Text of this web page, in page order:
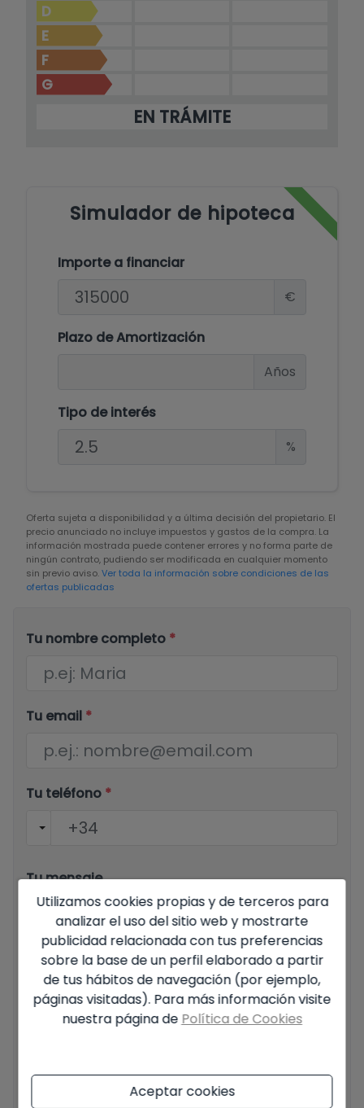
D
E
F
G
EN TRÁMITE
Simulador de hipoteca
Importe a financiar
€
Plazo de Amortización
Años
Tipo de interés
%
Oferta sujeta a disponibilidad y a última decisión del propietario. El
precio anunciado no incluye impuestos y gastos de la compra. La
información mostrada puede contener errores y no forma parte de
ningún contrato, pudiendo ser modificada en cualquier momento
sin previo aviso.Ver toda la información sobre condiciones de las
ofertas publicadas
Tu nombre completo *
Tu email *
Tu teléfono *
Tu mensaje
Información básica sobre protección de datos en base al
Reglamento Europeo de Protección de datos (UE)
2016/679 (RGPD).+ Info
privacidad
Acepto envíos comerciales
Utilizamos cookies propias y de terceros para
analizar el uso del sitio web y mostrarte
publicidad relacionada con tus preferencias
sobre la base de un perfil elaborado a partir
de tus hábitos de navegación (por ejemplo,
páginas visitadas). Para más información visite
nuestra página de Política de Cookies
Aceptar cookies